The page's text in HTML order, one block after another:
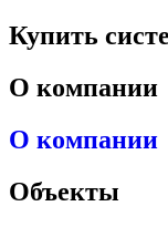
Купить
О компании
О компании
Объекты